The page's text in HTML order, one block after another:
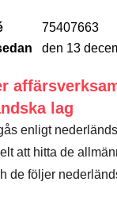
75407663
den 13
lag
enligt
att hitta de
de följer